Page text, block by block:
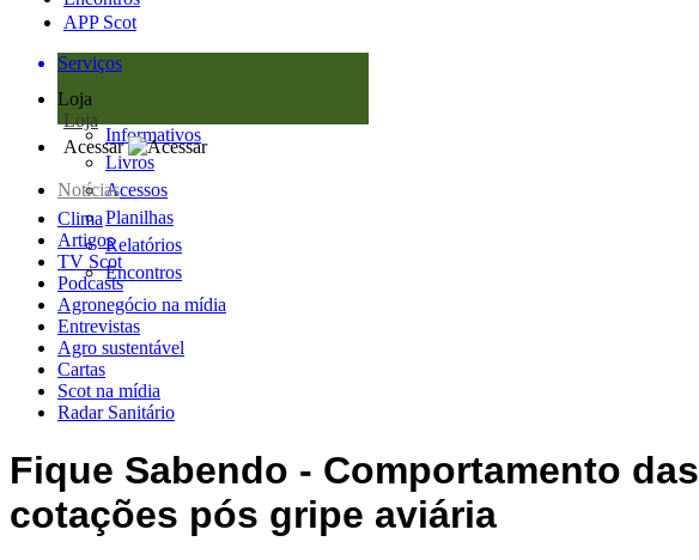
APP Scot
Serviços
Loja
Loja
Informativos
Livros
Acessos
Planilhas
Relatórios
Encontros
Acessar
Notícias
Clima
Artigos
TV Scot
Podcasts
Agronegócio na mídia
Entrevistas
Agro sustentável
Cartas
Scot na mídia
Radar Sanitário
Fique Sabendo - Comportamento das
cotações pós gripe aviária